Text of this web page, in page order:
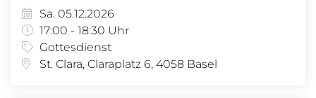
Sa. 05.12.2026
17:00 - 18:30 Uhr
Gottesdienst
St. Clara, Claraplatz 6, 4058 Basel